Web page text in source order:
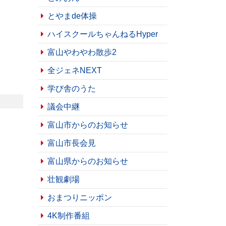
とやまde体操
ハイスクールちゃんねるHyper
富山やわやわ散歩2
全ジェネNEXT
学び舎のうた
議会中継
富山市からのお知らせ
富山市長会見
富山県からのお知らせ
壮観劇場
おまつりニッポン
4K制作番組